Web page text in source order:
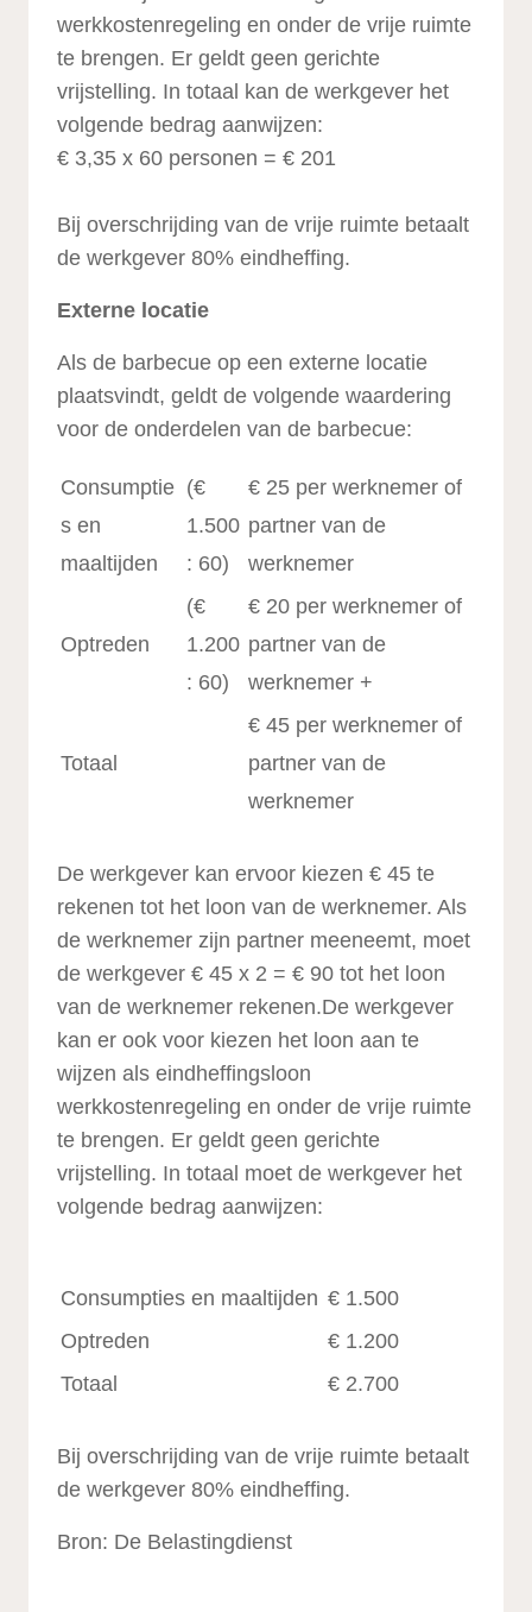
werkkostenregeling en onder de vrije ruimte
te brengen. Er geldt geen gerichte
vrijstelling. In totaal kan de werkgever het
volgende bedrag aanwijzen:
€ 3,35 x 60 personen = € 201
Bij overschrijding van de vrije ruimte betaalt
de werkgever 80% eindheffing.
Externe locatie
Als de barbecue op een externe locatie
plaatsvindt, geldt de volgende waardering
voor de onderdelen van de barbecue:
Consumptie
s en
maaltijden
(€
1.500
: 60)
€ 25 per werknemer of
partner van de
werknemer
Optreden
(€
1.200
: 60)
€ 20 per werknemer of
partner van de
werknemer +
Totaal
€ 45 per werknemer of
partner van de
werknemer
De werkgever kan ervoor kiezen € 45 te
rekenen tot het loon van de werknemer. Als
de werknemer zijn partner meeneemt, moet
de werkgever € 45 x 2 = € 90 tot het loon
van de werknemer rekenen.De werkgever
kan er ook voor kiezen het loon aan te
wijzen als eindheffingsloon
werkkostenregeling en onder de vrije ruimte
te brengen. Er geldt geen gerichte
vrijstelling. In totaal moet de werkgever het
volgende bedrag aanwijzen:
Consumpties en maaltijden € 1.500
Optreden
€ 1.200
Totaal
€ 2.700
Bij overschrijding van de vrije ruimte betaalt
de werkgever 80% eindheffing.
Bron: De Belastingdienst